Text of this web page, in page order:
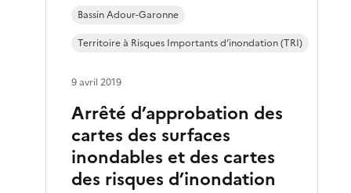
Arrêté d’approbation des
cartes des surfaces
inondables et des cartes
des risques d’inondation
Bassin Adour-Garonne
Territoire à Risques Importants d’inondation (TRI)
9 avril 2019